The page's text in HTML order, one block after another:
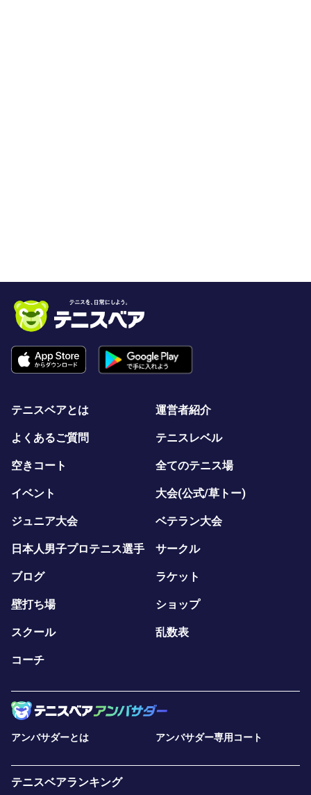
テニスベアとは 運営者紹介
よくあるご質問 テニスレベル
空きコート 全てのテニス場
イベント 大会(公式/草トー)
ジュニア大会 ベテラン大会
日本人男子プロテニス選手 サークル
ブログ ラケット
壁打ち場 ショップ
スクール 乱数表
コーチ
アンバサダーとは アンバサダー専用コート
テニスベアランキング